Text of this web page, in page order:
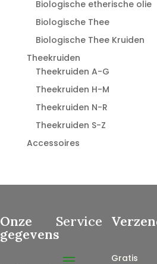
Biologische etherische olie
Biologische Thee
Biologische Thee Kruiden
Theekruiden
Theekruiden A-G
Theekruiden H-M
Theekruiden N-R
Theekruiden S-Z
Accessoires
Onze
gegevens
Service
Gratis